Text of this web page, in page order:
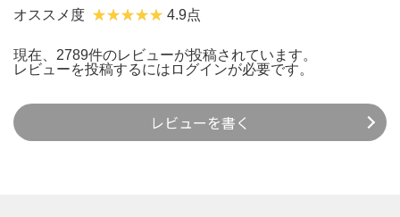
オススメ度 4.9点
現在、2789件のレビューが投稿されています。
レビューを投稿するには ログインが必要です。
レビューを書く